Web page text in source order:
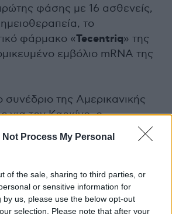
Not Process My Personal
of the sale, sharing to third parties, or
or sensitive information for
by us, please use the below opt-out
selection. Please note that after your
φάσης με 16 ασθενείς,
το
φάρμακο «Tecentriq» της
εμβόλιο mRNA της
συνέδριο της Αμερικανικής
για τον Καρκίνο, ο
ανακοίνωσε ότι από τους οκτώ
του παγκρέατος που
παραμένουν ζωντανοί έως και
Βρίσκεται ήδη σε εξέλιξη
δεύτερης φάσης με 260